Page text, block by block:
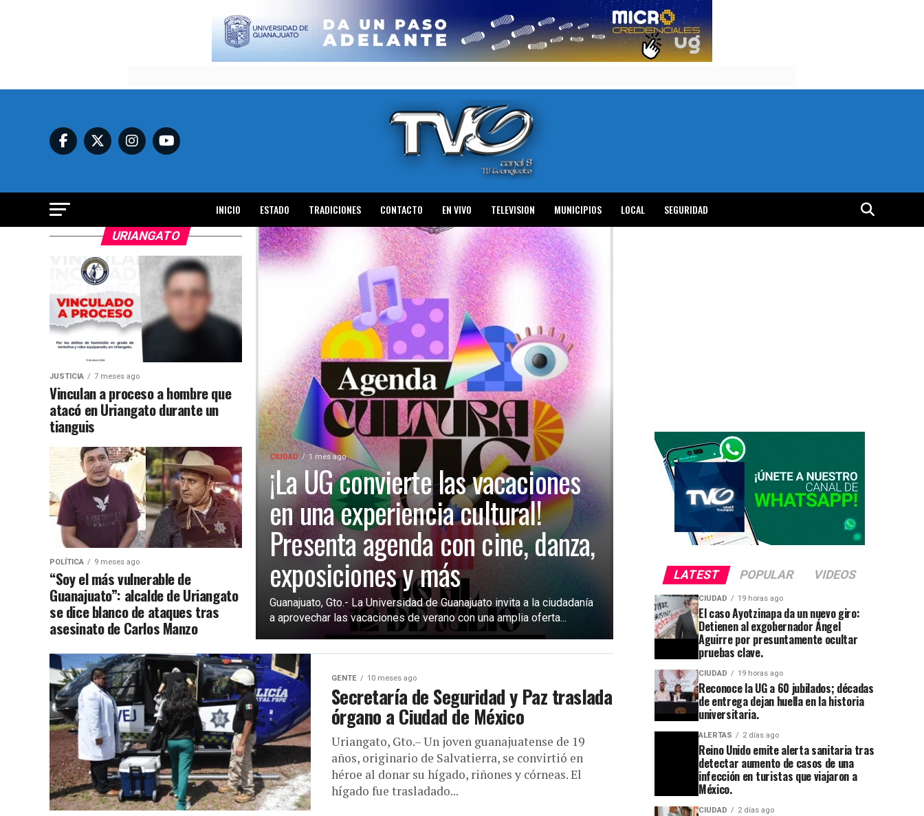
INICIO ESTADO TRADICIONES CONTACTO EN VIVO TELEVISION MUNICIPIOS LOCAL SEGURIDAD
CIUDAD 1 mes ago
¡La UG convierte las vacaciones
en una experiencia cultural!
Presenta agenda con cine, danza,
exposiciones y más
Guanajuato, Gto.- La Universidad de Guanajuato invita a la ciudadanía
a aprovechar las vacaciones de verano con una amplia oferta...
URIANGATO
JUSTICIA 7 meses ago
Vinculan a proceso a hombre que
atacó en Uriangato durante un
tianguis
POLÍTICA 9 meses ago
“Soy el más vulnerable de
Guanajuato”: alcalde de Uriangato
se dice blanco de ataques tras
asesinato de Carlos Manzo
GENTE 10 meses ago
Secretaría de Seguridad y Paz traslada
órgano a Ciudad de México
Uriangato, Gto.– Un joven guanajuatense de 19
años, originario de Salvatierra, se convirtió en
héroe al donar su hígado, riñones y córneas. El
hígado fue trasladado...
LATEST POPULAR VIDEOS
CIUDAD 19 horas ago
El caso Ayotzinapa da un nuevo giro:
Detienen al exgobernador Ángel
Aguirre por presuntamente ocultar
pruebas clave.
CIUDAD 19 horas ago
Reconoce la UG a 60 jubilados; décadas
de entrega dejan huella en la historia
universitaria.
ALERTAS 2 días ago
Reino Unido emite alerta sanitaria tras
detectar aumento de casos de una
infección en turistas que viajaron a
México.
CIUDAD 2 días ago